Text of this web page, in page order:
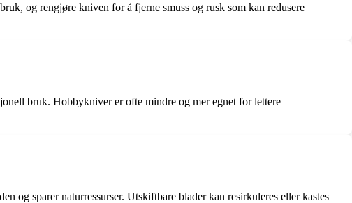
og rengjøre kniven for å fjerne smuss og rusk som kan redusere
bruk. Hobbykniver er ofte mindre og mer egnet for lettere
og sparer naturressurser. Utskiftbare blader kan resirkuleres eller kastes